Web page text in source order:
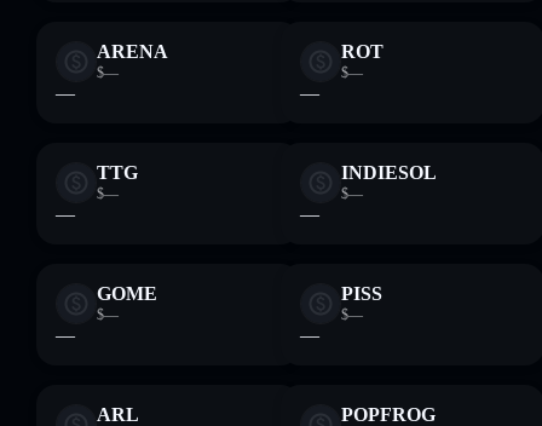
ARENA
$—
—
ROT
$—
—
TTG
$—
—
INDIESOL
$—
—
GOME
$—
—
PISS
$—
—
ARL POPFROG